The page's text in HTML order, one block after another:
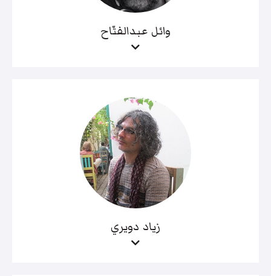
وائل عبدالفتّاح
زياد دويري